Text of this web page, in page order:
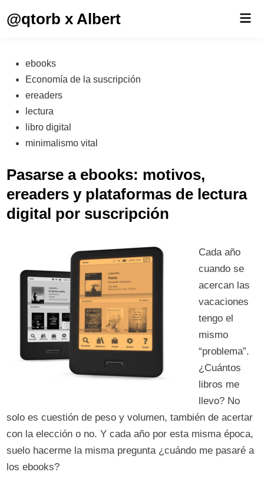
@qtorb x Albert
Publicado
en
ebooks
Economía de la suscripción
ereaders
lectura
libro digital
minimalismo vital
Pasarse a ebooks: motivos,
ereaders y plataformas de lectura
digital por suscripción
Cada año
cuando se
acercan las
vacaciones
tengo el
mismo
“problema”.
¿Cuántos
libros me
llevo? No
solo es cuestión de peso y volumen, también de acertar
con la elección o no. Y cada año por esta misma época,
suelo hacerme la misma pregunta ¿cuándo me pasaré a
los ebooks?